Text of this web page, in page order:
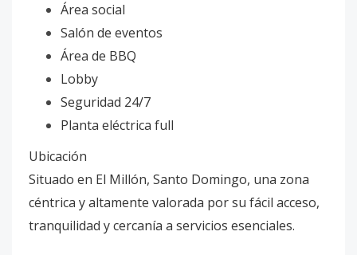
Área social
Salón de eventos
Área de BBQ
Lobby
Seguridad 24/7
Planta eléctrica full
Ubicación
Situado en El Millón, Santo Domingo, una zona
céntrica y altamente valorada por su fácil acceso,
tranquilidad y cercanía a servicios esenciales.